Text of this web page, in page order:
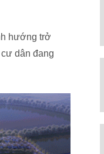
hướng trở
dân đang